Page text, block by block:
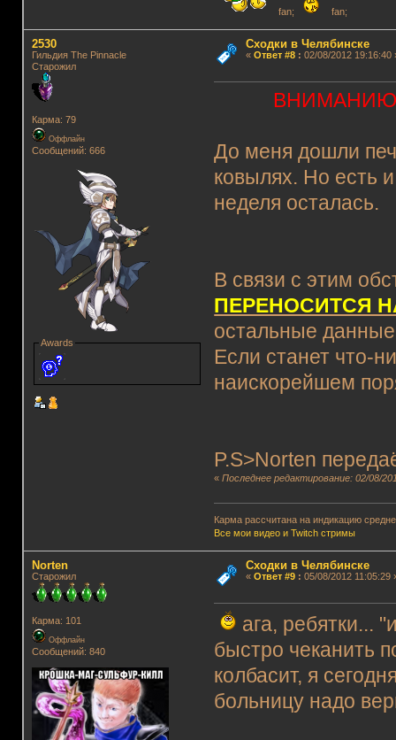
fan; fan;
2530
Гильдия The Pinnacle
Старожил
Карма: 79
Оффлайн
Сообщений: 666
Awards
Сходки в Челябинске
« Ответ #8: 02/08/2012 19:16:40
ВНИМАНИЮ
До меня дошли
ковылях. Но есть
неделя осталась.
В связи с этим
ПЕРЕНОСИТСЯ
остальные
Если станет что-
наискорейшем
P.S>Norten
«Последнее редактирование: 02/08/
Карма рассчитана на индикацию
Все мои видео и Twitch стримы
Norten
Старожил
Карма: 101
Оффлайн
Сообщений: 840
Сходки в Челябинске
« Ответ #9: 05/08/2012 11:05:29
ага, ребятки...
быстро чеканить
колбасит, я
больницу надо